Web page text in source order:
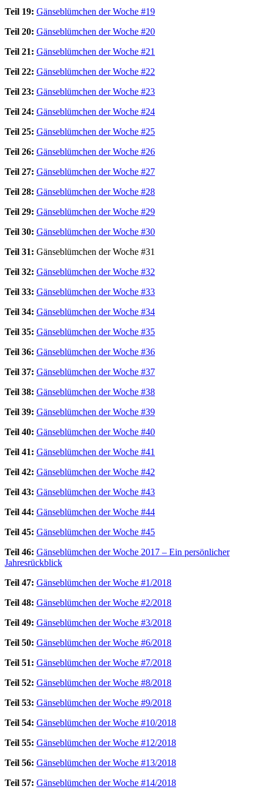
Teil 19: Gänseblümchen der Woche #19
Teil 20: Gänseblümchen der Woche #20
Teil 21: Gänseblümchen der Woche #21
Teil 22: Gänseblümchen der Woche #22
Teil 23: Gänseblümchen der Woche #23
Teil 24: Gänseblümchen der Woche #24
Teil 25: Gänseblümchen der Woche #25
Teil 26: Gänseblümchen der Woche #26
Teil 27: Gänseblümchen der Woche #27
Teil 28: Gänseblümchen der Woche #28
Teil 29: Gänseblümchen der Woche #29
Teil 30: Gänseblümchen der Woche #30
Teil 31: Gänseblümchen der Woche #31
Teil 32: Gänseblümchen der Woche #32
Teil 33: Gänseblümchen der Woche #33
Teil 34: Gänseblümchen der Woche #34
Teil 35: Gänseblümchen der Woche #35
Teil 36: Gänseblümchen der Woche #36
Teil 37: Gänseblümchen der Woche #37
Teil 38: Gänseblümchen der Woche #38
Teil 39: Gänseblümchen der Woche #39
Teil 40: Gänseblümchen der Woche #40
Teil 41: Gänseblümchen der Woche #41
Teil 42: Gänseblümchen der Woche #42
Teil 43: Gänseblümchen der Woche #43
Teil 44: Gänseblümchen der Woche #44
Teil 45: Gänseblümchen der Woche #45
Teil 46: Gänseblümchen der Woche 2017 – Ein persönlicher
Jahresrückblick
Teil 47: Gänseblümchen der Woche #1/2018
Teil 48: Gänseblümchen der Woche #2/2018
Teil 49: Gänseblümchen der Woche #3/2018
Teil 50: Gänseblümchen der Woche #6/2018
Teil 51: Gänseblümchen der Woche #7/2018
Teil 52: Gänseblümchen der Woche #8/2018
Teil 53: Gänseblümchen der Woche #9/2018
Teil 54: Gänseblümchen der Woche #10/2018
Teil 55: Gänseblümchen der Woche #12/2018
Teil 56: Gänseblümchen der Woche #13/2018
Teil 57: Gänseblümchen der Woche #14/2018